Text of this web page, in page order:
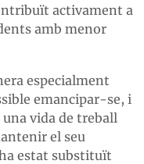
activament a
amb menor
especialment
emancipar-se, i
vida de treball
el seu
estat substituït